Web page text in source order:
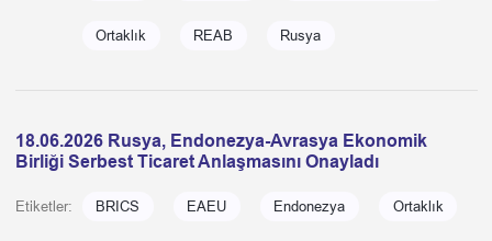
Ortaklık REAB Rusya
18.06.2026 Rusya, Endonezya-Avrasya Ekonomik
Birliği Serbest Ticaret Anlaşmasını Onayladı
Etiketler: BRICS EAEU Endonezya Ortaklık